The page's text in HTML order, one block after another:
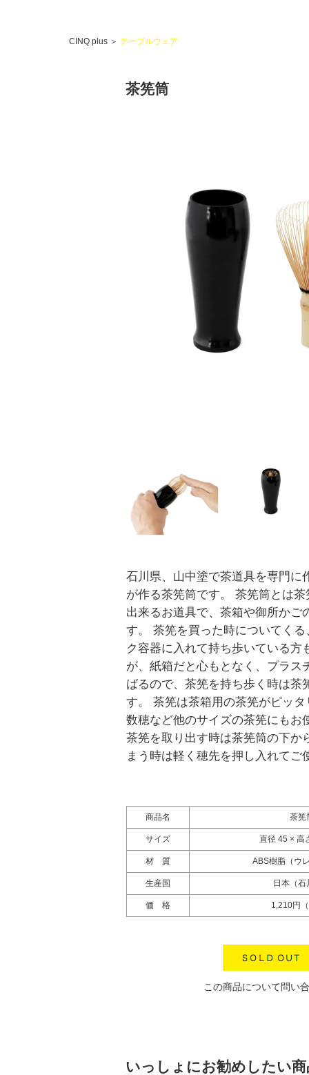
CINQ plus ＞ テーブルウェア
茶筅筒
石川県、山中塗で茶道具を専門に
が作る茶筅筒です。 茶筅筒とは
出来るお道具で、茶箱や御所かご
す。 茶筅を買った時についてく
ク容器に入れて持ち歩いている方
が、紙箱だと心もとなく、プラス
ばるので、茶筅を持ち歩く時は茶
す。 茶筅は茶箱用の茶筅がピッ
数穂など他のサイズの茶筅にもお
茶筅を取り出す時は茶筅筒の下か
まう時は軽く穂先を押し入れてご
商品名 茶筅
サイズ 直径 45 × 高
材 質 ABS樹脂（ウ
生産国 日本（石
価 格 1,210円
この商品について問い
いっしょにお勧めしたい商